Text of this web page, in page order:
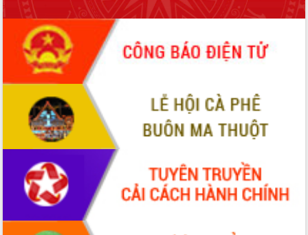
Hội nghị triển khai kết nối mạng
truyền số liệu chuyên dùng phục vụ cơ
quan Đảng, Nhà nước
Lễ phát động chuỗi hoạt động chung
tay làm sạch môi trường
Xã Ea Kar bước chuyển mình trong
công tác cải cách hành chính mô hình
UBND tỉnh họp báo định kỳ tháng 4
năm 2026
Hội thảo khoa học “Giải pháp thúc đẩy
phát triển nền kinh tế xanh tại tỉnh
Đắk Lắk”
Tăng cường giám sát, đôn đốc thực
hiện nhiệm vụ quản lý tài sản công
hàng tuần